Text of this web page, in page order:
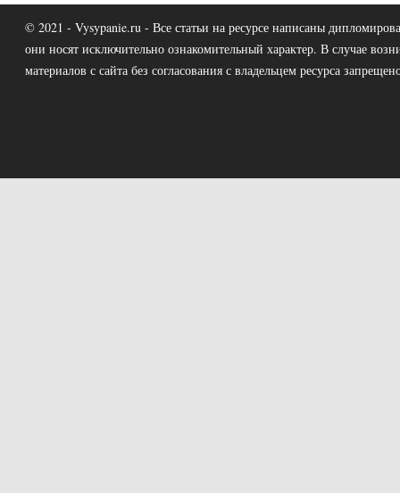
© 2021 - Vysypanie.ru - Все статьи на ресурсе написаны
они носят исключительно ознакомительный характер. В случае
материалов с сайта без согласования с владельцем ресурса